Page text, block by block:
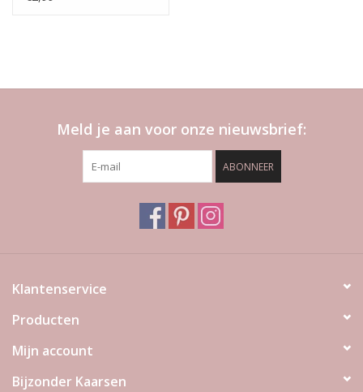
Meld je aan voor onze nieuwsbrief:
ABONNEER
Klantenservice
Producten
Mijn account
Bijzonder Kaarsen